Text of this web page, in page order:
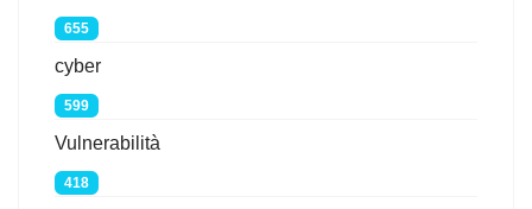
655
cyber
599
Vulnerabilità
418